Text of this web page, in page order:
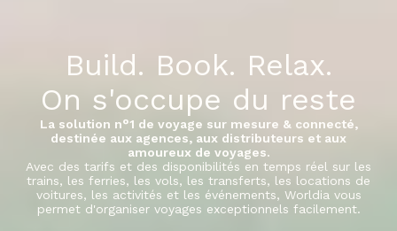
Build. Book. Relax.
On s'occupe du reste
La solution n°1 de voyage sur mesure & connecté,
destinée aux agences, aux distributeurs et aux
amoureux de voyages.
Avec des tarifs et des disponibilités en temps réel sur les
trains, les ferries, les vols, les transferts, les locations de
voitures, les activités et les événements, Worldia vous
permet d'organiser voyages exceptionnels facilement.